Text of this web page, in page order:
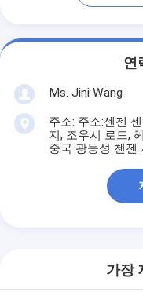
연
Ms. Jini Wang
주소: 주소:센젠
지, 조우시 로드,
중국 광둥성 첸젠
가장